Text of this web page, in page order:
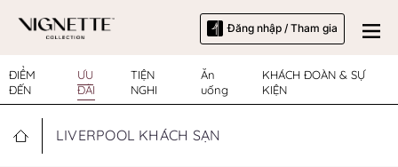
Đăng nhập / Tham gia
ĐIỂM
ĐẾN
ƯU
ĐÃI
TIỆN
NGHI
Ăn
uống
KHÁCH ĐOÀN & SỰ
KIỆN
LIVERPOOL KHÁCH SẠN